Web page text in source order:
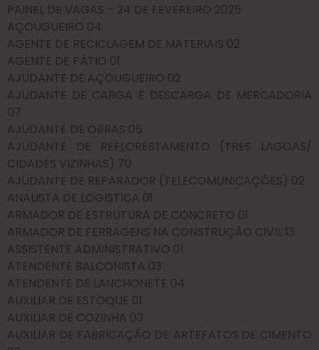
PAINEL DE VAGAS – 24 DE FEVEREIRO 2025
AÇOUGUEIRO 04
AGENTE DE RECICLAGEM DE MATERIAIS 02
AGENTE DE PÁTIO 01
AJUDANTE DE AÇOUGUEIRO 02
AJUDANTE DE CARGA E DESCARGA DE MERCADORIA
07
AJUDANTE DE OBRAS 05
AJUDANTE DE REFLORESTAMENTO (TRES LAGOAS/
CIDADES VIZINHAS) 70
AJUDANTE DE REPARADOR (TELECOMUNICAÇÕES) 02
ANALISTA DE LOGISTICA 01
ARMADOR DE ESTRUTURA DE CONCRETO 01
ARMADOR DE FERRAGENS NA CONSTRUÇÃO CIVIL 13
ASSISTENTE ADMINISTRATIVO 01
ATENDENTE BALCONISTA 03
ATENDENTE DE LANCHONETE 04
AUXILIAR DE ESTOQUE 01
AUXILIAR DE COZINHA 03
AUXILIAR DE FABRICAÇÃO DE ARTEFATOS DE CIMENTO